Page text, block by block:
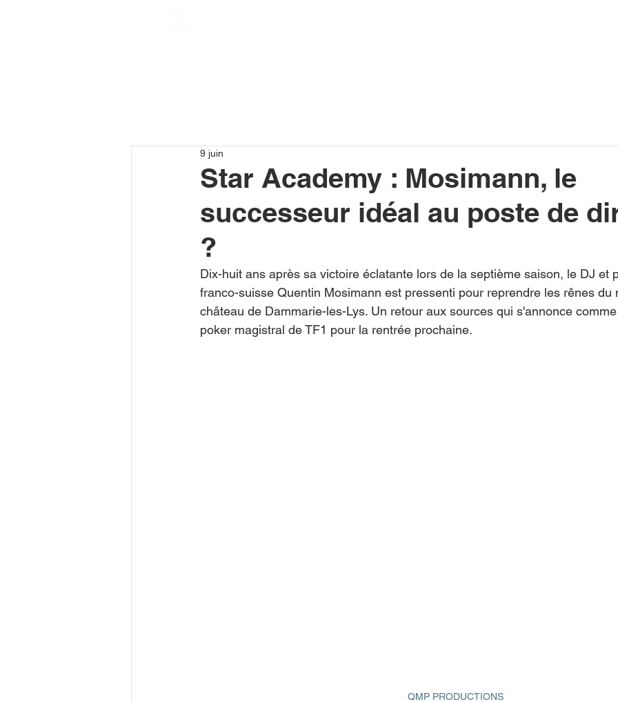
Star Academy : Mosimann, le
successeur idéal au poste de
?
9 juin
Dix-huit ans après sa victoire éclatante lors de la septième saison, le DJ et
franco-suisse Quentin Mosimann est pressenti pour reprendre les rênes du
château de Dammarie-les-Lys. Un retour aux sources qui s'annonce
poker magistral de TF1 pour la rentrée prochaine.
QMP PRODUCTIONS